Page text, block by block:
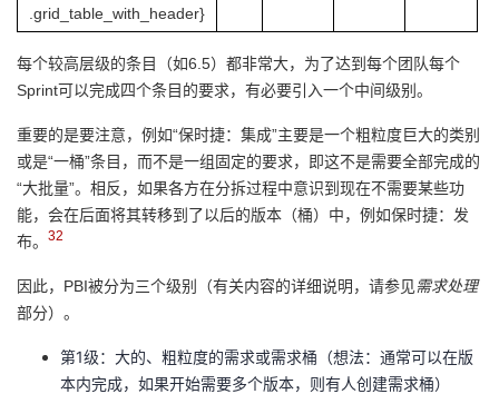
.grid_table_with_header}
每个较高层级的条目（如6.5）都非常大，为了达到每个团队每个
Sprint可以完成四个条目的要求，有必要引入一个中间级别。
重要的是要注意，例如“保时捷：集成”主要是一个粗粒度巨大的类别
或是“一桶”条目，而不是一组固定的要求，即这不是需要全部完成的
“大批量”。相反，如果各方在分拆过程中意识到现在不需要某些功
能，会在后面将其转移到了以后的版本（桶）中，例如保时捷：发
布。 32
因此，PBI被分为三个级别（有关内容的详细说明，请参见需求处理
部分）。
第1级：大的、粗粒度的需求或需求桶（想法：通常可以在版
本内完成，如果开始需要多个版本，则有人创建需求桶）